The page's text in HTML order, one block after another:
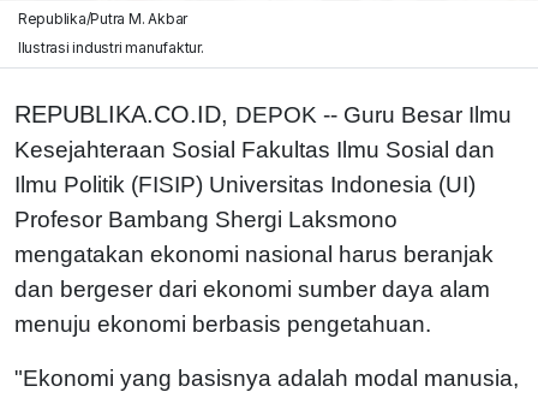
Republika/Putra M. Akbar
Ilustrasi industri manufaktur.
REPUBLIKA.CO.ID, DEPOK -- Guru Besar Ilmu
Kesejahteraan Sosial Fakultas Ilmu Sosial dan
Ilmu Politik (FISIP) Universitas Indonesia (UI)
Profesor Bambang Shergi Laksmono
mengatakan ekonomi nasional harus beranjak
dan bergeser dari ekonomi sumber daya alam
menuju ekonomi berbasis pengetahuan.
"Ekonomi yang basisnya adalah modal manusia,